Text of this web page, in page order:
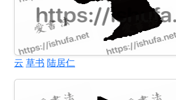
云 草书 陆居仁